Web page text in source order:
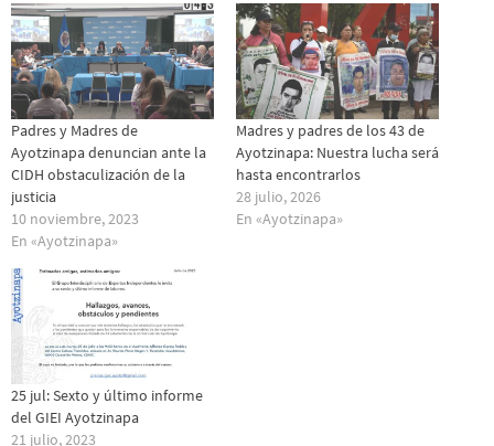
Padres y Madres de
Ayotzinapa denuncian ante la
CIDH obstaculización de la
justicia
10 noviembre, 2023
En «Ayotzinapa»
Madres y padres de los 43 de
Ayotzinapa: Nuestra lucha será
hasta encontrarlos
28 julio, 2026
En «Ayotzinapa»
25 jul: Sexto y último informe
del GIEI Ayotzinapa
21 julio, 2023